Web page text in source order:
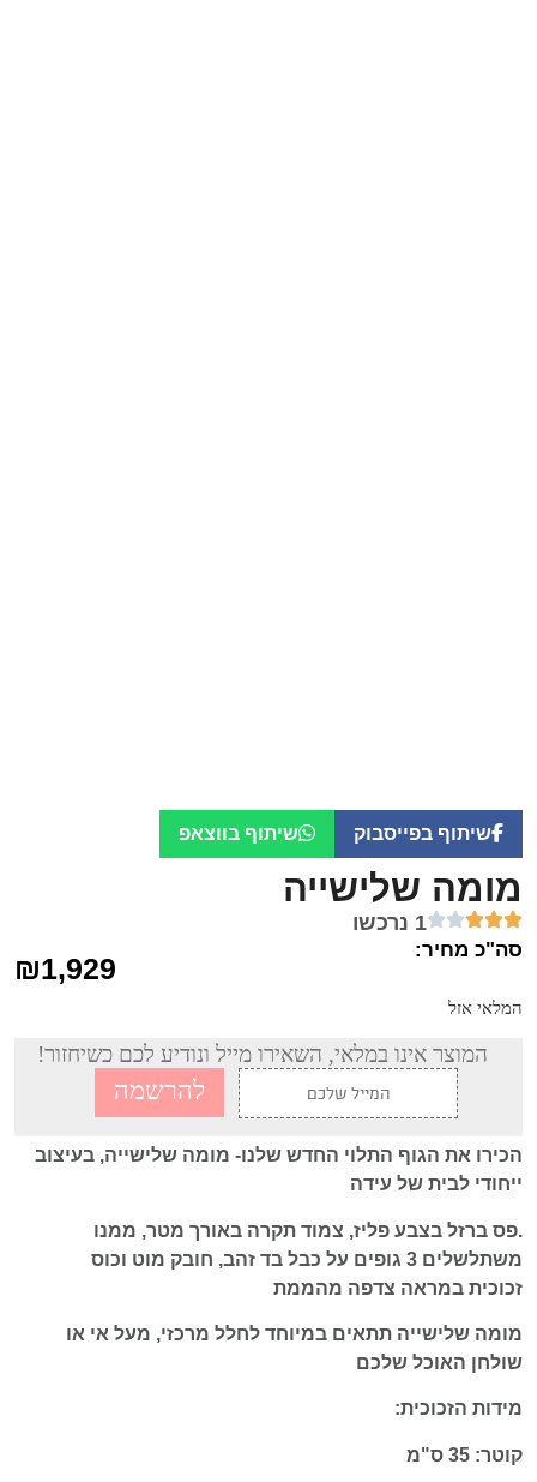
שיתוף בפייסבוק שיתוף בווצאפ
מומה שלישייה
1 נרכשו
סה"כ מחיר:
₪1,929
המלאי אזל
המוצר אינו במלאי, השאירו מייל ונודיע לכם כשיחזור!
הכירו את הגוף התלוי החדש שלנו- מומה שלישייה, בעיצוב
ייחודי לבית של עידה
.פס ברזל בצבע פליז, צמוד תקרה באורך מטר, ממנו
משתלשלים 3 גופים על כבל בד זהב, חובק מוט וכוס
זכוכית במראה צדפה מהממת
מומה שלישייה תתאים במיוחד לחלל מרכזי, מעל אי או
שולחן האוכל שלכם
מידות הזכוכית:
קוטר: 35 ס"מ